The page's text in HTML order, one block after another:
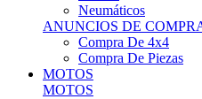
ANUNCIOS DE COMPRA
Compra De 4x4
Compra De Piezas
MOTOS
MOTOS
Motos De Circuito